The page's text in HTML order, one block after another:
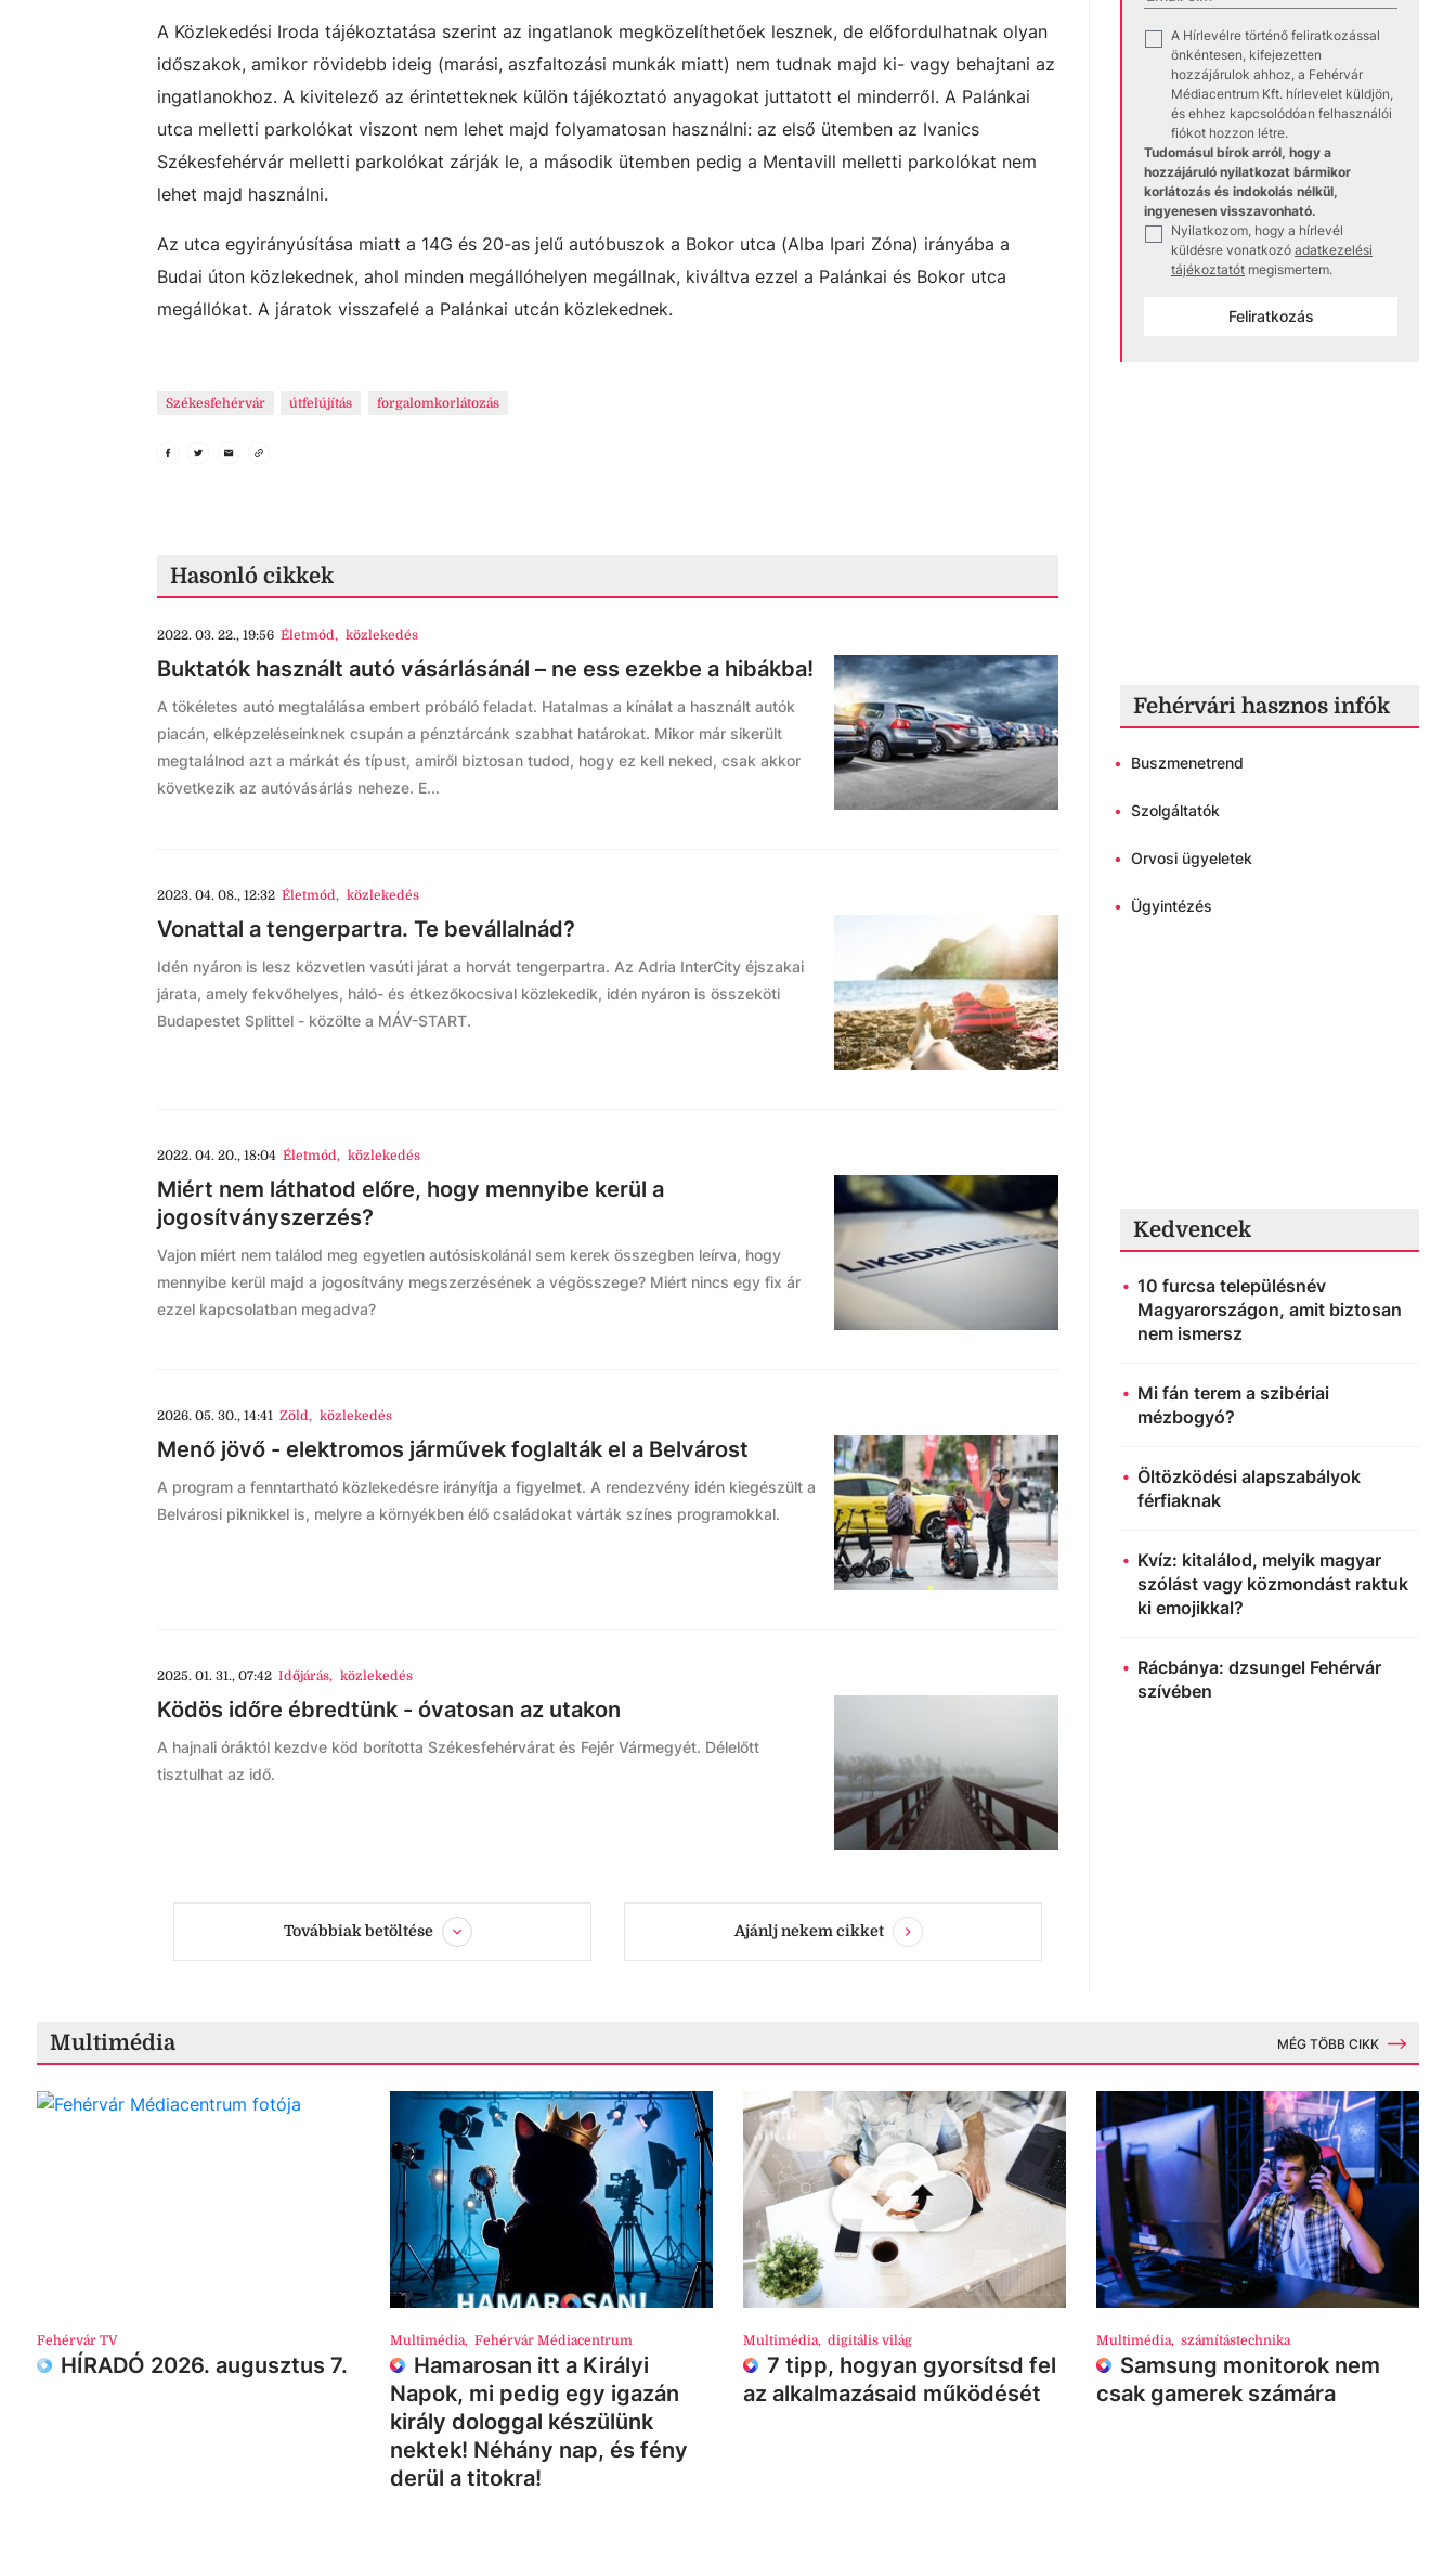
A Közlekedési Iroda tájékoztatása szerint az ingatlanok megközelíthetőek lesznek, de előfordulhatnak olyan
időszakok, amikor rövidebb ideig (marási, aszfaltozási munkák miatt) nem tudnak majd ki- vagy behajtani az
ingatlanokhoz. A kivitelező az érintetteknek külön tájékoztató anyagokat juttatott el minderről. A Palánkai
utca melletti parkolókat viszont nem lehet majd folyamatosan használni: az első ütemben az Ivanics
Székesfehérvár melletti parkolókat zárják le, a második ütemben pedig a Mentavill melletti parkolókat nem
lehet majd használni.
Az utca egyirányúsítása miatt a 14G és 20-as jelű autóbuszok a Bokor utca (Alba Ipari Zóna) irányába a
Budai úton közlekednek, ahol minden megállóhelyen megállnak, kiváltva ezzel a Palánkai és Bokor utca
megállókat. A járatok visszafelé a Palánkai utcán közlekednek.
Székesfehérvár útfelújítás forgalomkorlátozás
Hasonló cikkek
2022. 03. 22., 19:56 Életmód, közlekedés
Buktatók használt autó vásárlásánál – ne ess ezekbe a hibákba!
A tökéletes autó megtalálása embert próbáló feladat. Hatalmas a kínálat a használt autók
piacán, elképzeléseinknek csupán a pénztárcánk szabhat határokat. Mikor már sikerült
megtalálnod azt a márkát és típust, amiről biztosan tudod, hogy ez kell neked, csak akkor
következik az autóvásárlás neheze. E...
2023. 04. 08., 12:32 Életmód, közlekedés
Vonattal a tengerpartra. Te bevállalnád?
Idén nyáron is lesz közvetlen vasúti járat a horvát tengerpartra. Az Adria InterCity éjszakai
járata, amely fekvőhelyes, háló- és étkezőkocsival közlekedik, idén nyáron is összeköti
Budapestet Splittel - közölte a MÁV-START.
2022. 04. 20., 18:04 Életmód, közlekedés
Miért nem láthatod előre, hogy mennyibe kerül a
jogosítványszerzés?
Vajon miért nem találod meg egyetlen autósiskolánál sem kerek összegben leírva, hogy
mennyibe kerül majd a jogosítvány megszerzésének a végösszege? Miért nincs egy fix ár
ezzel kapcsolatban megadva?
2026. 05. 30., 14:41 Zöld, közlekedés
Menő jövő - elektromos járművek foglalták el a Belvárost
A program a fenntartható közlekedésre irányítja a figyelmet. A rendezvény idén kiegészült a
Belvárosi piknikkel is, melyre a környékben élő családokat várták színes programokkal.
2025. 01. 31., 07:42 Időjárás, közlekedés
Ködös időre ébredtünk - óvatosan az utakon
A hajnali óráktól kezdve köd borította Székesfehérvárat és Fejér Vármegyét. Délelőtt
tisztulhat az idő.
Továbbiak betöltése Ajánlj nekem cikket
✓
A Hírlevélre történő feliratkozással
önkéntesen, kifejezetten
hozzájárulok ahhoz, a Fehérvár
Médiacentrum Kft. hírlevelet küldjön,
és ehhez kapcsolódóan felhasználói
fiókot hozzon létre.
Tudomásul bírok arról, hogy a
hozzájáruló nyilatkozat bármikor
korlátozás és indokolás nélkül,
ingyenesen visszavonható.
✓
Nyilatkozom, hogy a hírlevél
küldésre vonatkozó adatkezelési
tájékoztatót megismertem.
Feliratkozás
Fehérvári hasznos infók
• Buszmenetrend
• Szolgáltatók
• Orvosi ügyeletek
• Ügyintézés
Kedvencek
10 furcsa településnév
Magyarországon, amit biztosan
nem ismersz
Mi fán terem a szibériai
mézbogyó?
Öltözködési alapszabályok
férfiaknak
Kvíz: kitalálod, melyik magyar
szólást vagy közmondást raktuk
ki emojikkal?
Rácbánya: dzsungel Fehérvár
szívében
Multimédia MÉG TÖBB CIKK
Fehérvár TV
HÍRADÓ 2026. augusztus 7.
Multimédia, Fehérvár Médiacentrum
Hamarosan itt a Királyi
Napok, mi pedig egy igazán
király dologgal készülünk
nektek! Néhány nap, és fény
derül a titokra!
Multimédia, digitális világ
7 tipp, hogyan gyorsítsd fel
az alkalmazásaid működését
Multimédia, számítástechnika
Samsung monitorok nem
csak gamerek számára